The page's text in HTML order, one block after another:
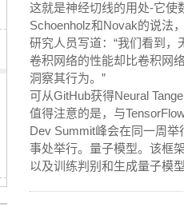
这就是神经切线的用处-它使
Schoenholz和Novak的说法
研究人员写道：“我们看到
卷积网络的性能却比卷积网
洞察其行为。”
可从GitHub获得Neural
值得注意的是，与
Dev Summit峰会在同一周
事处举行。量子模型。该框
以及训练判别和生成量子模型